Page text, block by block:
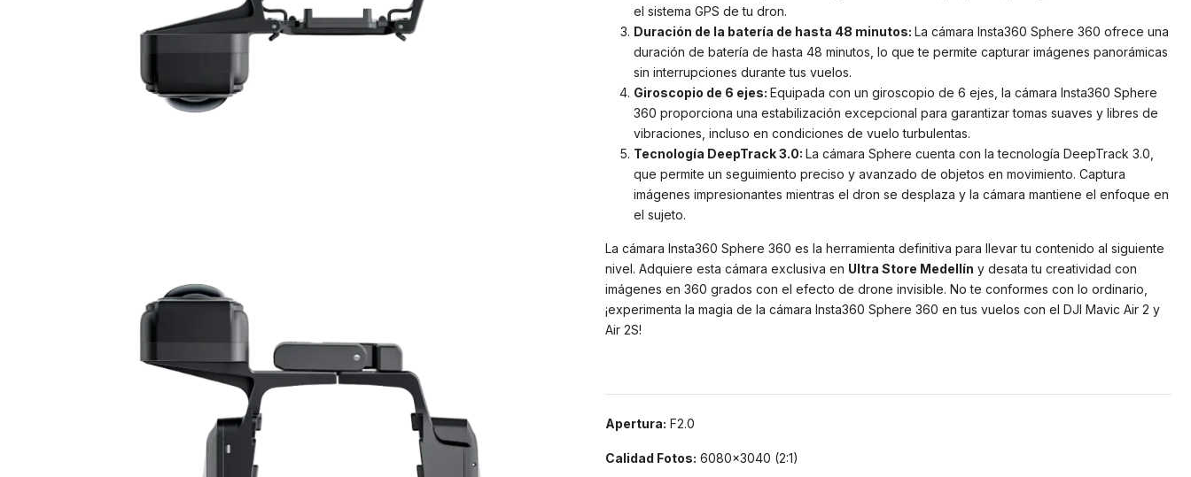
el sistema GPS de tu dron.
Duración de la batería de hasta 48 minutos: La cámara Insta360 Sphere 360 ofrece una
duración de batería de hasta 48 minutos, lo que te permite capturar imágenes panorámicas
sin interrupciones durante tus vuelos.
Giroscopio de 6 ejes: Equipada con un giroscopio de 6 ejes, la cámara Insta360 Sphere
360 proporciona una estabilización excepcional para garantizar tomas suaves y libres de
vibraciones, incluso en condiciones de vuelo turbulentas.
Tecnología DeepTrack 3.0: La cámara Sphere cuenta con la tecnología DeepTrack 3.0,
que permite un seguimiento preciso y avanzado de objetos en movimiento. Captura
imágenes impresionantes mientras el dron se desplaza y la cámara mantiene el enfoque en
el sujeto.
La cámara Insta360 Sphere 360 es la herramienta definitiva para llevar tu contenido al siguiente
nivel. Adquiere esta cámara exclusiva en Ultra Store Medellín y desata tu creatividad con
imágenes en 360 grados con el efecto de drone invisible. No te conformes con lo ordinario,
¡experimenta la magia de la cámara Insta360 Sphere 360 en tus vuelos con el DJI Mavic Air 2 y
Air 2S!
Apertura: F2.0
Calidad Fotos: 6080x3040 (2:1)